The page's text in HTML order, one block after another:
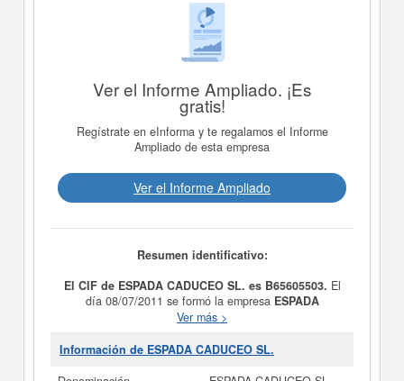
Ver el Informe Ampliado. ¡Es
gratis!
Regístrate en eInforma y te regalamos el Informe
Ampliado de esta empresa
Ver el Informe Ampliado
Resumen identificativo:
El CIF de ESPADA CADUCEO SL. es B65605503. El
día 08/07/2011 se formó la empresa ESPADA
con la finalidad de GESTION DE
CENTROS MEDICOS, CONSULTORIOS Y CLINICAS.
TOMA Y PROCESAMIENTO DEMUESTRAS PARA
DE CENTROS DE VACUNACION Y COLOCACION DE
Ver más >
Información de ESPADA CADUCEO SL.